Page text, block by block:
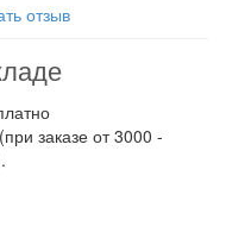
отзыв
заказе от 3000 -